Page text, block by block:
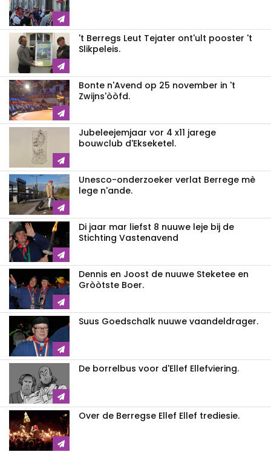
't Berregs Leut Tejater ont'ult pooster 't
Slikpeleis.
Bonte n'Avend op 25 november in 't
Zwijns'òòfd.
Jubeleejemjaar vor 4 x11 jarege
bouwclub d'Ekseketel.
Unesco-onderzoeker verlat Berrege mè
lege n'ande.
Di jaar mar liefst 8 nuuwe leje bij de
Stichting Vastenavend
Dennis en Joost de nuuwe Steketee en
Gròòtste Boer.
Suus Goedschalk nuuwe vaandeldrager.
De borrelbus voor d'Ellef Ellefviering.
Over de Berregse Ellef Ellef trediesie.